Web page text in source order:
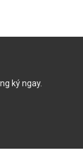
ký ngay.